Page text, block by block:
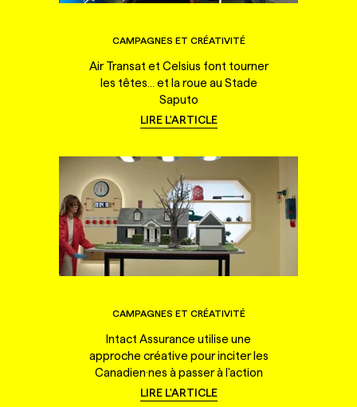
CAMPAGNES ET CRÉATIVITÉ
Air Transat et Celsius font tourner
les têtes... et la roue au Stade
Saputo
LIRE L'ARTICLE
CAMPAGNES ET CRÉATIVITÉ
Intact Assurance utilise une
approche créative pour inciter les
Canadien·nes à passer à l'action
LIRE L'ARTICLE